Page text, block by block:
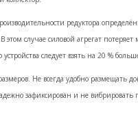
редуктора
этом случае силовой агрегат
следует взять на 20 %
Не всегда удобно размещать
зафиксирован и не вибрировать